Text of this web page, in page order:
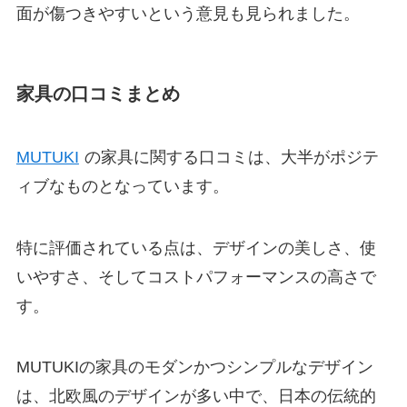
面が傷つきやすいという意見も見られました。
家具の口コミまとめ
MUTUKI の家具に関する口コミは、大半がポジテ
ィブなものとなっています。
特に評価されている点は、デザインの美しさ、使
いやすさ、そしてコストパフォーマンスの高さで
す。
MUTUKIの家具のモダンかつシンプルなデザイン
は、北欧風のデザインが多い中で、日本の伝統的